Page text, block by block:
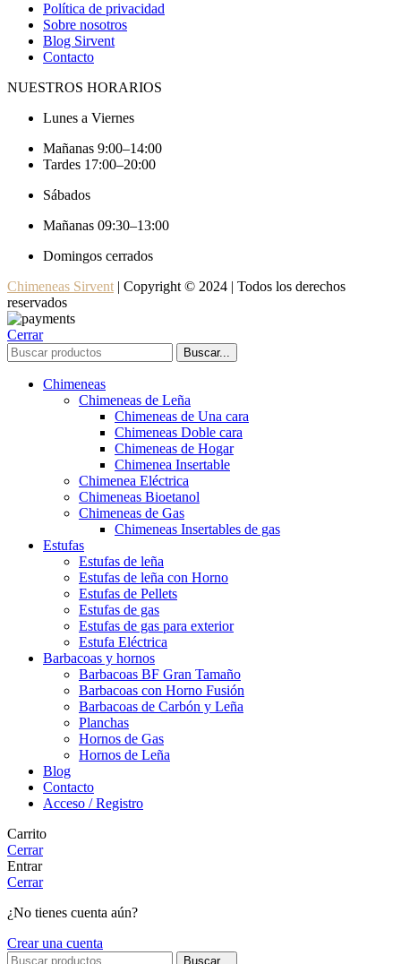
Política de privacidad
Sobre nosotros
Blog Sirvent
Contacto
NUESTROS HORARIOS
Lunes a Viernes
Mañanas 9:00–14:00
Tardes 17:00–20:00
Sábados
Mañanas 09:30–13:00
Domingos cerrados
Chimeneas Sirvent | Copyright © 2024 | Todos los derechos
reservados
Cerrar
Buscar...
Chimeneas
Chimeneas de Leña
Chimeneas de Una cara
Chimeneas Doble cara
Chimeneas de Hogar
Chimenea Insertable
Chimenea Eléctrica
Chimeneas Bioetanol
Chimeneas de Gas
Chimeneas Insertables de gas
Estufas
Estufas de leña
Estufas de leña con Horno
Estufas de Pellets
Estufas de gas
Estufas de gas para exterior
Estufa Eléctrica
Barbacoas y hornos
Barbacoas BF Gran Tamaño
Barbacoas con Horno Fusión
Barbacoas de Carbón y Leña
Planchas
Hornos de Gas
Hornos de Leña
Blog
Contacto
Acceso / Registro
Carrito
Cerrar
Entrar
Cerrar
¿No tienes cuenta aún?
Crear una cuenta
Buscar...